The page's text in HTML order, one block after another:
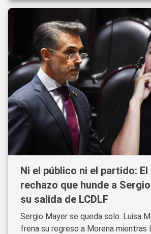
Ni el público ni el partido: El
rechazo que hunde a
su salida de LCDLF
Sergio Mayer se queda solo: Luisa
frena su regreso a Morena mientras